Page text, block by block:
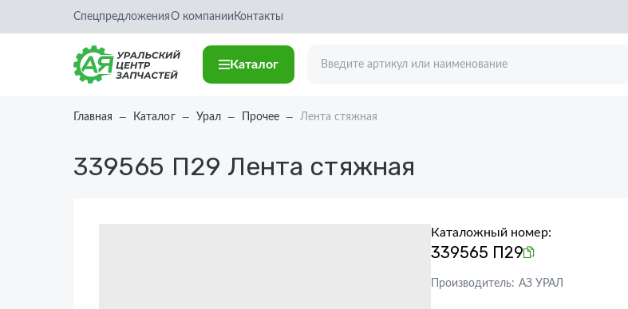
СпецпредложенияО компании Контакты
Каталог
Главная Каталог Урал Прочее Лента стяжная
339565 П29 Лента стяжная
Каталожный номер:
339565 П29
Производитель: АЗ УРАЛ